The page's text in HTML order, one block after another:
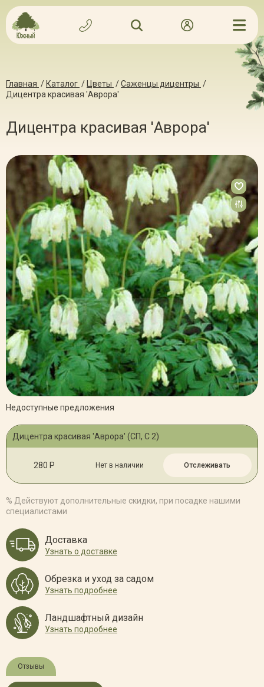
Главная / Каталог / Цветы /Саженцы дицентры /
Дицентра красивая 'Аврора'
Дицентра красивая 'Аврора'
Недоступные предложения
Дицентра красивая 'Аврора' (СП, С 2)
280 Р Нет в наличии Отслеживать
% Действуют дополнительные скидки, при посадке нашими
специалистами
Доставка
Узнать о доставке
Обрезка и уход за садом
Узнать подробнее
Ландшафтный дизайн
Узнать подробнее
Отзывы